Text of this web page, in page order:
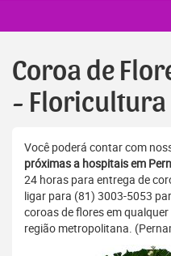
Coroa de
-
Você poderá contar com
próximas a hospitais em
24 horas para entrega de
ligar para (81) 3003-5053
coroas de flores em
região metropolitana.